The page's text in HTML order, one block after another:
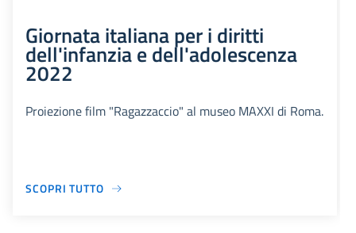
Giornata italiana per i diritti
dell'infanzia e dell'adolescenza
2022
Proiezione film "Ragazzaccio" al museo MAXXI di Roma.
SCOPRI TUTTO